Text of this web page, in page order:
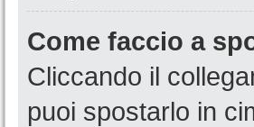
Come faccio a
Cliccando il
puoi spostarlo in